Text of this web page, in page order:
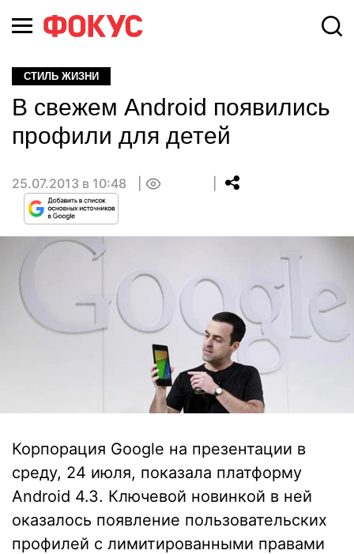
СТИЛЬ ЖИЗНИ
В свежем Android появились
профили для детей
25.07.2013 в 10:48
Корпорация Google на презентации в
среду, 24 июля, показала платформу
Android 4.3. Ключевой новинкой в ней
оказалось появление пользовательских
профилей с лимитированными правами